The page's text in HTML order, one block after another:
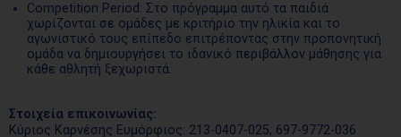
Competition Period: Στο πρόγραμμα αυτό τα παιδιά
χωρίζονται σε ομάδες με κριτήριο την ηλικία και το
αγωνιστικό τους επίπεδο επιτρέποντας στην προπονητική
ομάδα να δημιουργήσει το ιδανικό περιβάλλον μάθησης για
κάθε αθλητή ξεχωριστά.
Στοιχεία επικοινωνίας:
Κύριος Καρνέσης Ευμόρφιος: 213-0407-025, 697-9772-036